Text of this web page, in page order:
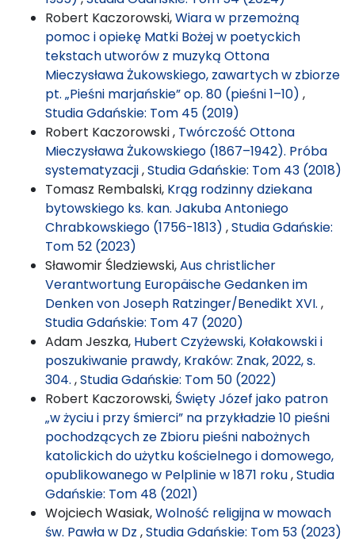
Robert Kaczorowski,Wiara w przemożną
pomoc i opiekę Matki Bożej w poetyckich
tekstach utworów z muzyką Ottona
Mieczysława Żukowskiego, zawartych w zbiorze
pt. „Pieśni marjańskie” op. 80 (pieśni 1–10) ,
Studia Gdańskie: Tom 45 (2019)
Robert Kaczorowski , Twórczość Ottona
Mieczysława Żukowskiego (1867–1942). Próba
systematyzacji,Studia Gdańskie: Tom 43 (2018)
Tomasz Rembalski, Krąg rodzinny dziekana
bytowskiego ks. kan. Jakuba Antoniego
Chrabkowskiego (1756-1813) ,Studia Gdańskie:
Tom 52 (2023)
Sławomir Śledziewski,Aus christlicher
Verantwortung Europäische Gedanken im
Denken von Joseph Ratzinger/Benedikt XVI. ,
Studia Gdańskie: Tom 47 (2020)
Adam Jeszka, Hubert Czyżewski, Kołakowski i
poszukiwanie prawdy, Kraków: Znak, 2022, s.
304. ,Studia Gdańskie: Tom 50 (2022)
Robert Kaczorowski, Święty Józef jako patron
„w życiu i przy śmierci” na przykładzie 10 pieśni
pochodzących ze Zbioru pieśni nabożnych
katolickich do użytku kościelnego i domowego,
opublikowanego w Pelplinie w 1871 roku,Studia
Gdańskie: Tom 48 (2021)
Wojciech Wasiak,Wolność religijna w mowach
św. Pawła w Dz ,Studia Gdańskie: Tom 53 (2023)